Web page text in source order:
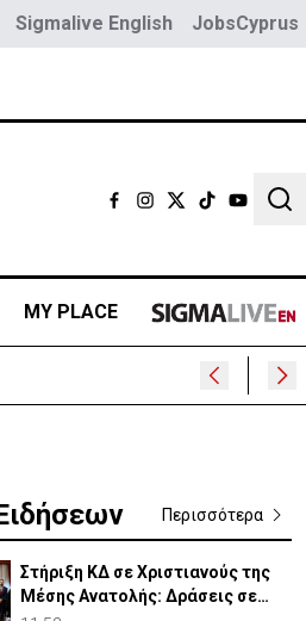
Sigmalive English JobsCyprus
MY PLACE
Περισσότερα
Στήριξη ΚΔ σε Χριστιανούς της
Μέσης Ανατολής: Δράσεις σε